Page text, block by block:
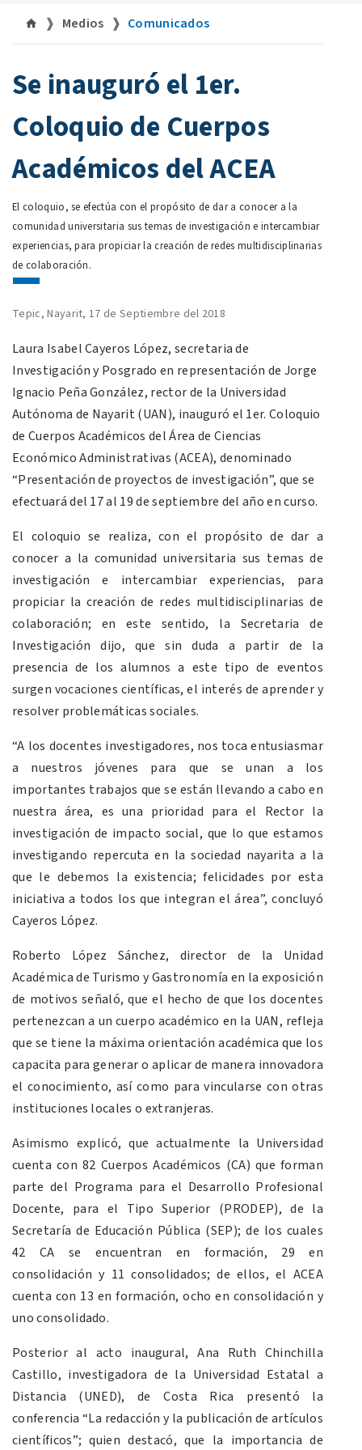
Medios Comunicados
Se inauguró el 1er.
Coloquio de Cuerpos
Académicos del ACEA
El coloquio, se efectúa con el propósito de dar a conocer a la
comunidad universitaria sus temas de investigación e intercambiar
experiencias, para propiciar la creación de redes multidisciplinarias
de colaboración.
Tepic, Nayarit, 17 de Septiembre del 2018
Laura Isabel Cayeros López, secretaria de
Investigación y Posgrado en representación de Jorge
Ignacio Peña González, rector de la Universidad
Autónoma de Nayarit (UAN), inauguró el 1er. Coloquio
de Cuerpos Académicos del Área de Ciencias
Económico Administrativas (ACEA), denominado
“Presentación de proyectos de investigación”, que se
efectuará del 17 al 19 de septiembre del año en curso.
El coloquio se realiza, con el propósito de dar a
conocer a la comunidad universitaria sus temas de
investigación e intercambiar experiencias, para
propiciar la creación de redes multidisciplinarias de
colaboración; en este sentido, la Secretaria de
Investigación dijo, que sin duda a partir de la
presencia de los alumnos a este tipo de eventos
surgen vocaciones científicas, el interés de aprender y
resolver problemáticas sociales.
“A los docentes investigadores, nos toca entusiasmar
a nuestros jóvenes para que se unan a los
importantes trabajos que se están llevando a cabo en
nuestra área, es una prioridad para el Rector la
investigación de impacto social, que lo que estamos
investigando repercuta en la sociedad nayarita a la
que le debemos la existencia; felicidades por esta
iniciativa a todos los que integran el área”, concluyó
Cayeros López.
Roberto López Sánchez, director de la Unidad
Académica de Turismo y Gastronomía en la exposición
de motivos señaló, que el hecho de que los docentes
pertenezcan a un cuerpo académico en la UAN, refleja
que se tiene la máxima orientación académica que los
capacita para generar o aplicar de manera innovadora
el conocimiento, así como para vincularse con otras
instituciones locales o extranjeras.
Asimismo explicó, que actualmente la Universidad
cuenta con 82 Cuerpos Académicos (CA) que forman
parte del Programa para el Desarrollo Profesional
Docente, para el Tipo Superior (PRODEP), de la
Secretaría de Educación Pública (SEP); de los cuales
42 CA se encuentran en formación, 29 en
consolidación y 11 consolidados; de ellos, el ACEA
cuenta con 13 en formación, ocho en consolidación y
uno consolidado.
Posterior al acto inaugural, Ana Ruth Chinchilla
Castillo, investigadora de la Universidad Estatal a
Distancia (UNED), de Costa Rica presentó la
conferencia “La redacción y la publicación de artículos
científicos”; quien destacó, que la importancia de